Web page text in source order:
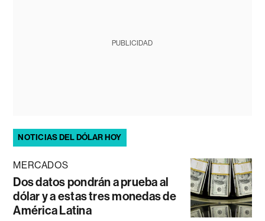
PUBLICIDAD
NOTICIAS DEL DÓLAR HOY
MERCADOS
Dos datos pondrán a prueba al
dólar y a estas tres monedas de
América Latina